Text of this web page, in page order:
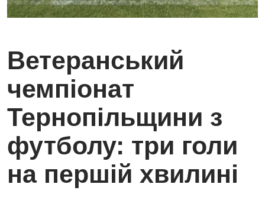
Ветеранський
чемпіонат
Тернопільщини з
футболу: три голи
на першій хвилині